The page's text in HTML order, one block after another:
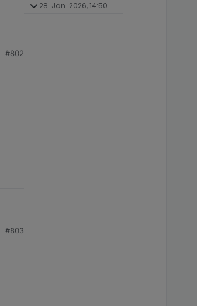
#802
#803
28. Jan. 2026, 14:50